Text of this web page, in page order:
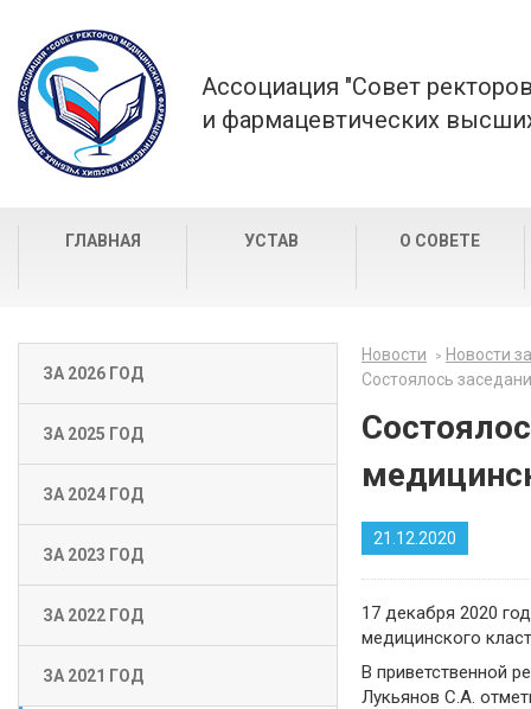
Ассоциация "Совет
и фармацевтических
ГЛАВНАЯ УСТАВ О СОВЕТЕ
ЗА 2026 ГОД
ЗА 2025 ГОД
ЗА 2024 ГОД
ЗА 2023 ГОД
ЗА 2022 ГОД
ЗА 2021 ГОД
Новости
Новости
Состоялось
21.12.2020
17 декабря 2020
медицинского
В приветственной
Лукьянов С.А.